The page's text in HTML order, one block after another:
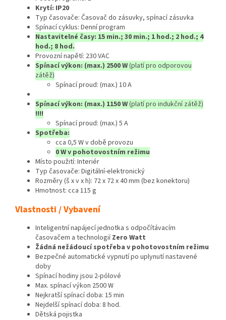
Krytí: IP20
Typ časovače: Časovač do zásuvky, spínací zásuvka
Spínací cyklus: Denní program
Nastavitelné časy: 15 min.; 30 min.; 1 hod.; 2 hod.; 4
hod.; 8 hod.
Provozní napětí: 230 VAC
Spínací výkon: (max.) 2500 W(platí pro odporovou
zátěž)
Spínací proud: (max.) 10 A
Spínací výkon: (max.) 1150 W(platí pro indukční zátěž)
!!!!
Spínací proud: (max.) 5 A
Spotřeba:
cca 0,5 W v době provozu
0 W v pohotovostním režimu
Místo použití: Interiér
Typ časovače: Digitální-elektronický
Rozměry (š x v x h): 72 x 72 x 40 mm (bez konektoru)
Hmotnost: cca 115 g
Vlastnosti / Vybavení
Inteligentní napájecí jednotka s odpočítávacím
časovačem a technologiíZero Watt
Žádná nežádoucí spotřeba v pohotovostním režimu
Bezpečné automatické vypnutí po uplynutí nastavené
doby
Spínací hodiny jsou 2-pólové
Max. spínací výkon 2500 W
Nejkratší spínací doba: 15 min
Nejdelší spínací doba: 8 hod.
Dětská pojistka